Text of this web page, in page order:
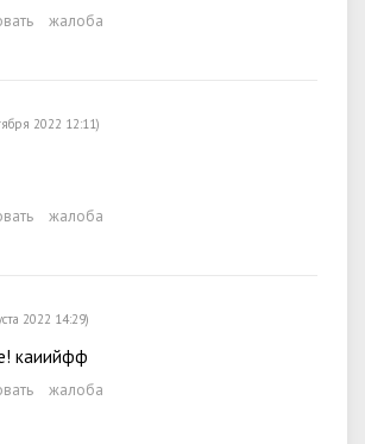
жалоба
2022 12:11)
жалоба
2022 14:29)
каиийфф
жалоба